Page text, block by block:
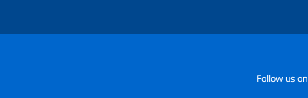
Follow us on